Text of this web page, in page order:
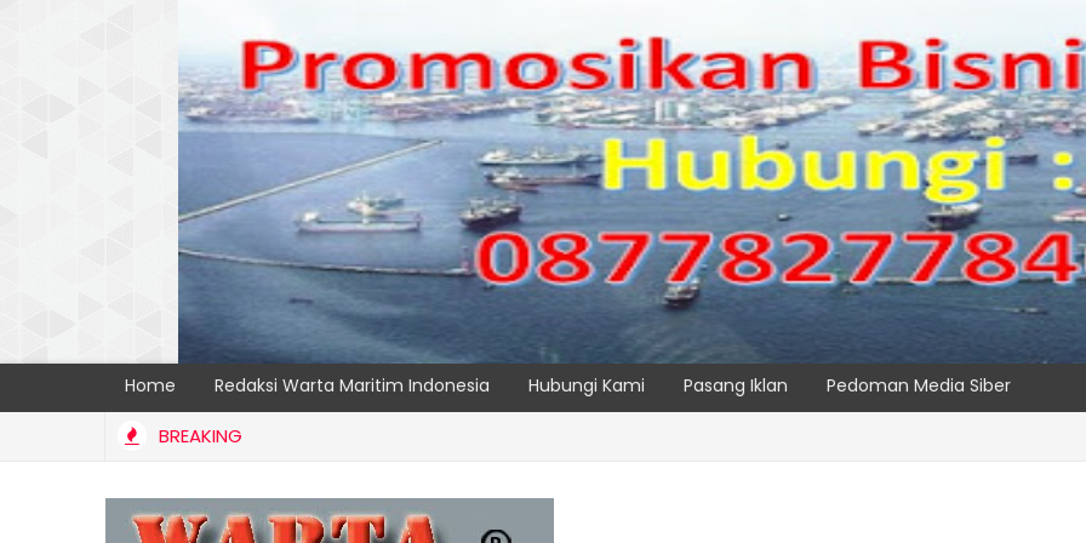
Home Redaksi Warta Maritim Indonesia Hubungi Kami Pasang Iklan Pedoman Media Siber
BREAKING